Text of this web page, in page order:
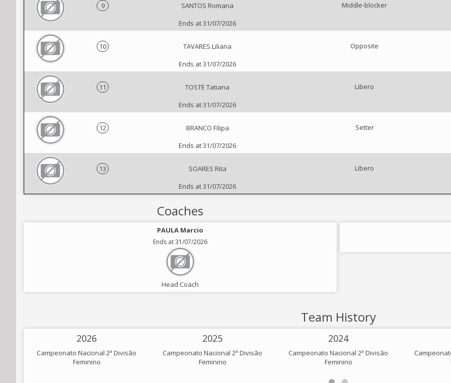
9
SANTOS Romana
Ends at 31/07/2026
Middle-blocker
10
TAVARES Liliana
Ends at 31/07/2026
Opposite
11
TOSTE Tatiana
Ends at 31/07/2026
Libero
12
BRANCO Filipa
Ends at 31/07/2026
Setter
13
SOARES Rita
Ends at 31/07/2026
Libero
Coaches
PAULA Marcio
Ends at 31/07/2026
Head Coach
Team History
2026
Campeonato Nacional 2ª Divisão
Feminino
2025
Campeonato Nacional 2ª Divisão
Feminino
2024
Campeonato Nacional 2ª Divisão
Feminino